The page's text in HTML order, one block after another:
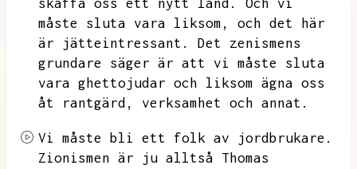
skaffa oss ett nytt land.
Och vi
måste sluta vara liksom,
och det här
är jätteintressant.
Det zenismens
grundare säger är att vi måste sluta
vara ghettojudar och liksom ägna oss
åt rantgärd,
verksamhet och annat.
Vi måste bli ett folk av jordbrukare.
Zionismen är ju alltså Thomas